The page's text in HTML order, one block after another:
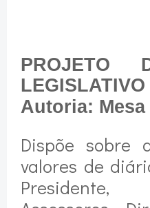
Autoria:
Dispõe sobre
valores de